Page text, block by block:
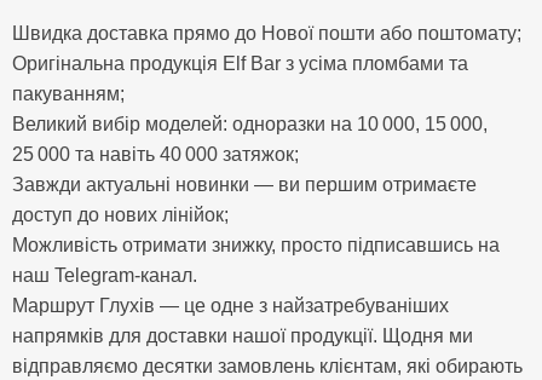
Швидка доставка прямо до Нової пошти або поштомату;
Оригінальна продукція Elf Bar з усіма пломбами та
пакуванням;
Великий вибір моделей: одноразки на 10 000, 15 000,
25 000 та навіть 40 000 затяжок;
Завжди актуальні новинки — ви першим отримаєте
доступ до нових лінійок;
Можливість отримати знижку, просто підписавшись на
наш Telegram-канал.
Маршрут Глухів — це одне з найзатребуваніших
напрямків для доставки нашої продукції. Щодня ми
відправляємо десятки замовлень клієнтам, які обирають